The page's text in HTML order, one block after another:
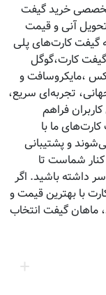
خرید گیفت
آنی و قیمت
گیفت کارت‌های پلی
کارت،گوگل
،مایکروسافت و
تجربه‌ای سریع،
فراهم
ما با
و پشتیبانی
شماست تا
داشته باشید. اگر
با بهترین قیمت و
ماهان گیفت انتخاب